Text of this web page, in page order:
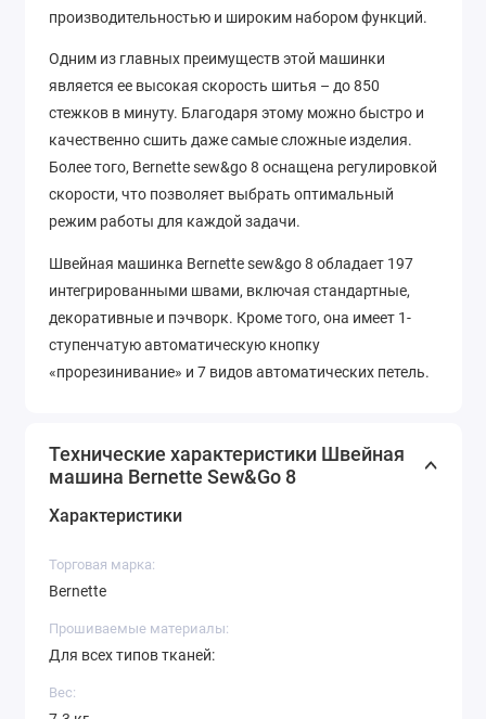
производительностью и широким набором функций.
Одним из главных преимуществ этой машинки
является ее высокая скорость шитья – до 850
стежков в минуту. Благодаря этому можно быстро и
качественно сшить даже самые сложные изделия.
Более того, Bernette sew&go 8 оснащена регулировкой
скорости, что позволяет выбрать оптимальный
режим работы для каждой задачи.
Швейная машинка Bernette sew&go 8 обладает 197
интегрированными швами, включая стандартные,
декоративные и пэчворк. Кроме того, она имеет 1-
ступенчатую автоматическую кнопку
«прорезинивание» и 7 видов автоматических петель.
упрощает процесс шитья.
функций, которые делают работу с машинкой еще
оснащена встроенным нитевдевателем,
рабочего поля, что позволяет точно контролировать
ход иглы даже в условиях недостаточной
освещенности.
Технические характеристики Швейная
машина Bernette Sew&Go 8
Характеристики
Торговая марка:
Bernette
Прошиваемые материалы:
Для всех типов тканей:
Вес: